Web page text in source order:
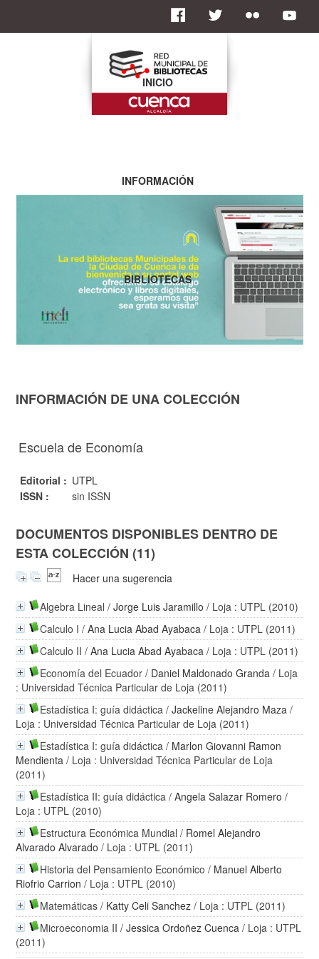
INFORMACIÓN DE UNA COLECCIÓN
Escuela de Economía
Editorial : UTPL
ISSN :
sin ISSN
DOCUMENTOS DISPONIBLES DENTRO DE
ESTA COLECCIÓN (11)
Hacer una sugerencia
Algebra Lineal /Jorge Luis Jaramillo / Loja : UTPL (2010)
Calculo I /Ana Lucia Abad Ayabaca / Loja : UTPL (2011)
Calculo II /Ana Lucia Abad Ayabaca / Loja : UTPL (2011)
Economía del Ecuador / Daniel Maldonado Granda / Loja
: Universidad Técnica Particular de Loja (2011)
Estadística I: guía didáctica /Jackeline Alejandro Maza /
Loja : Universidad Técnica Particular de Loja (2011)
Estadística I: guía didáctica / Marlon Giovanni Ramon
Mendienta / Loja : Universidad Técnica Particular de Loja
(2011)
Estadística II: guía didáctica /Angela Salazar Romero /
Loja : UTPL (2010)
Estructura Económica Mundial / Romel Alejandro
Alvarado Alvarado / Loja : UTPL (2011)
Historia del Pensamiento Económico / Manuel Alberto
Riofrio Carrion / Loja : UTPL (2010)
Matemáticas / Katty Celi Sanchez / Loja : UTPL (2011)
Microeconomia II /Jessica Ordoñez Cuenca / Loja : UTPL
(2011)
INICIO
INFORMACIÓN
BIBLIOTECAS